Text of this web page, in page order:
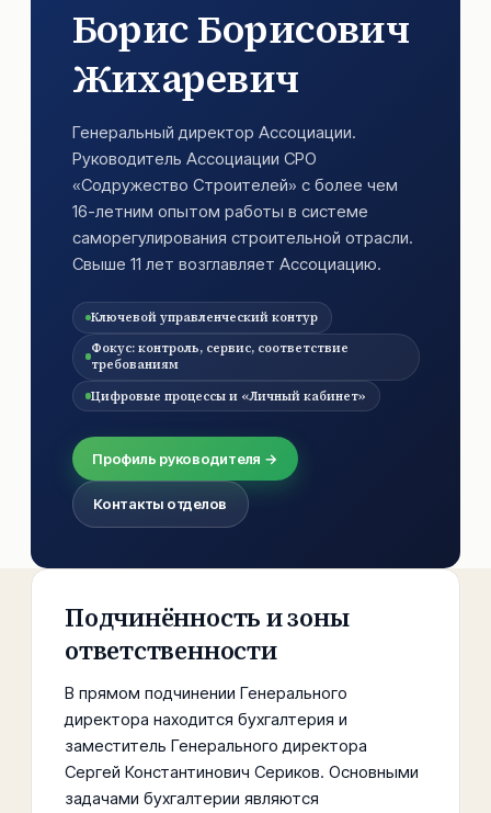
Борис Борисович
Жихаревич
Генеральный директор Ассоциации.
Руководитель Ассоциации СРО
«Содружество Строителей» с более чем
16-летним опытом работы в системе
саморегулирования строительной отрасли.
Свыше 11 лет возглавляет Ассоциацию.
Ключевой управленческий контур
Фокус: контроль, сервис, соответствие
требованиям
Цифровые процессы и «Личный кабинет»
Профиль руководителя →
Контакты отделов
Подчинённость и зоны
ответственности
В прямом подчинении Генерального
директора находится бухгалтерия и
заместитель Генерального директора
Сергей Константинович Сериков. Основными
задачами бухгалтерии являются